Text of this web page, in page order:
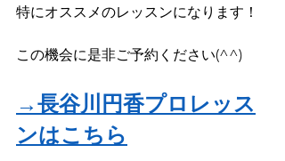
特にオススメのレッスンになります！
この機会に是非ご予約ください(^^)
→長谷川円香プロレッス
ンはこちら